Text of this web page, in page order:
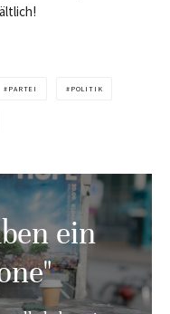
PARTEI POLITIK
ein